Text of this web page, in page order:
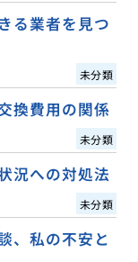
る業者を見つ
未分類
換費用の関係
未分類
況への対処法
未分類
、私の不安と